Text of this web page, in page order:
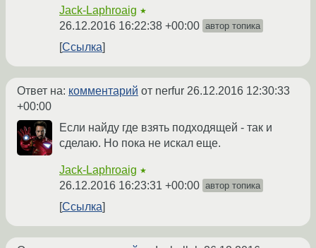
Jack-Laphroaig ★
26.12.2016 16:22:38 +00:00 автор топика
Ссылка
Ответ на: комментарий от nerfur 26.12.2016 12:30:33
+00:00
Если найду где взять подходящей - так и
сделаю. Но пока не искал еще.
Jack-Laphroaig ★
26.12.2016 16:23:31 +00:00 автор топика
Ссылка